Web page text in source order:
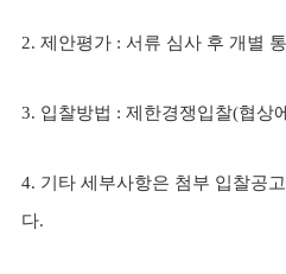
2. 제안평가 : 서류 심사 후 개별
3. 입찰방법 : 제한경쟁입찰(협상
4. 기타 세부사항은 첨부 입찰공
다.